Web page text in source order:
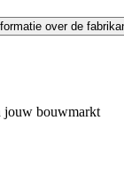
over de
jouw bouwmarkt